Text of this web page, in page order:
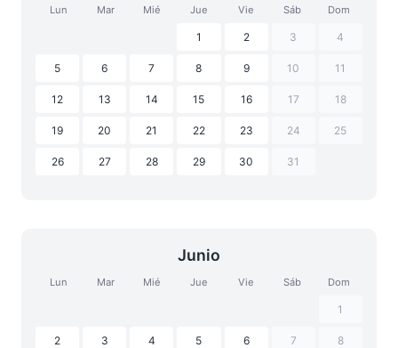
Lun Mar Mié Jue Vie Sáb Dom
1 2 3 4
5 6 7 8 9 10 11
12 13 14 15 16 17 18
19 20 21 22 23 24 25
26 27 28 29 30 31
Junio
Lun Mar Mié Jue Vie Sáb Dom
1
2 3 4 5 6 7 8